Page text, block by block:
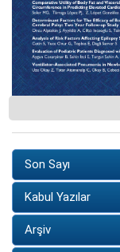
Son Sayı
Kabul Yazılar
Arşiv